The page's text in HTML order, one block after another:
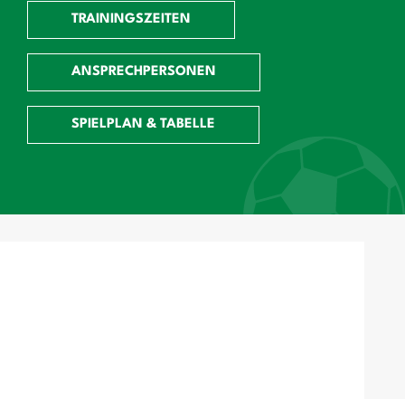
TRAININGSZEITEN
ANSPRECHPERSONEN
SPIELPLAN & TABELLE